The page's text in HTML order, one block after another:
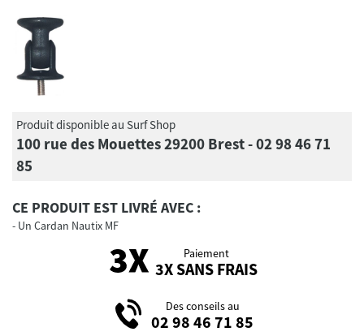
Produit disponible au Surf Shop
100 rue des Mouettes 29200 Brest - 02 98 46 71
85
CE PRODUIT EST LIVRÉ AVEC :
Un Cardan Nautix MF
Paiement
3X SANS FRAIS
Des conseils au
02 98 46 71 85